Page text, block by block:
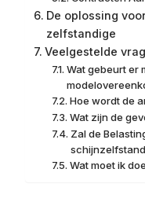
De oplossing
zelfstandige
Veelgestelde
Wat gebeurt er
Hoe wordt de
Wat zijn de
Zal de
Wat moet ik